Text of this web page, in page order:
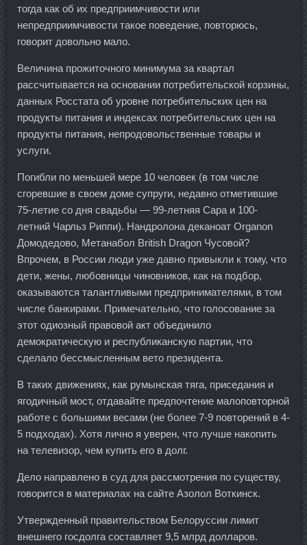
тогда как об их предприимчивости или
непредприимчивости такое поведение, повторюсь,
говорит довольно мало.
Величина прожиточного минимума за квартал
рассчитывается на основании потребительской корзины,
данных Росстата об уровне потребительских цен на
продукты питания и индексах потребительских цен на
продукты питания, непродовольственные товары и
услуги.
Погибли по меньшей мере 10 человек (в том числе
сгоревшие в своем доме супруги, недавно отметившие
75-летие со дня свадьбы — 99-летняя Сара и 100-
летний Чарльз Риппи). Нандролона деканоат Organon
Домодедово, Метанабол British Dragon Чусовой?
Впрочем, в России люди уже давно привыкли к тому, что
дети, жены, любовницы чиновников, как на подбор,
оказываются талантливыми предпринимателями, в том
числе банкирами. Примечательно, что голосование за
этот одиозный правовой акт объединило
демократическую и республиканскую партии, что
сделало бессмысленным вето президента.
В таких движениях, как румынская тяга, приседания и
ягодичный мост, отдавайте предпочтение малоповторной
работе с большими весами (не более 7-9 повторений в 4-
5 подходах). Хотя лично я уверен, что лучше накопить
на телевизор, чем купить его в долг.
Дело направлено в суд для рассмотрения по существу,
говорится в материалах на сайте Азолол Воткинск.
Утвержденный правительством Белоруссии лимит
внешнего госдолга составляет 9,5 млрд долларов.